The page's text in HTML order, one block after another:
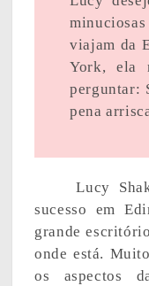
viajam da
York, ela
perguntar:
pena
Lucy
sucesso em
grande
onde está.
os aspectos